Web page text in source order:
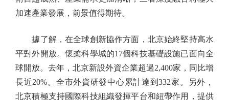
加速產業發展，前景值得期待。
據了解，在全球創新協作方面，北京始終堅持高水
平對外開放。懷柔科學城的17個科技基礎設施已面向全
球開放。去年，北京新設外資企業超過2,400家，同比增
長近20%。全市外資研發中心累計達到332家。另外，
北京積極支持國際科技組織發揮平台和紐帶作用，提供